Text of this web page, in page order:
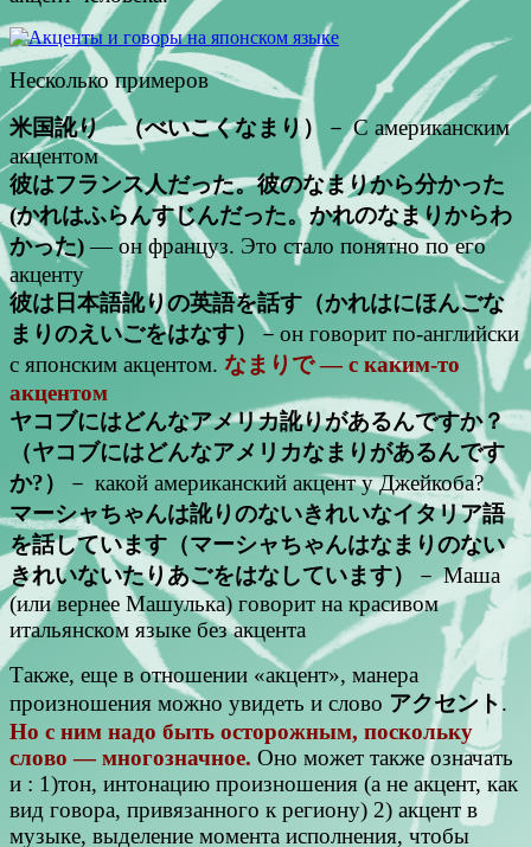
Несколько примеров
米国訛り （べいこくなまり） － C американским
акцентом
彼はフランス人だった。彼のなまりから分かった
(かれはふらんすじんだった。かれのなまりからわ
かった) — он француз. Это стало понятно по его
акценту
彼は日本語訛りの英語を話す（かれはにほんごな
まりのえいごをはなす）
－он говорит по-английски
с японским акцентом. なまりで — с каким-то
акцентом
ヤコブにはどんなアメリカ訛りがあるんですか？
（ヤコブにはどんなアメリカなまりがあるんです
か?）
－ какой американский акцент у Джейкоба?
マーシャちゃんは訛りのないきれいなイタリア語
を話しています（マーシャちゃんはなまりのない
きれいないたりあごをはなしています）
－ Маша
(или вернее Машулька) говорит на красивом
итальянском языке без акцента
Также, еще в отношении «акцент», манера
произношения можно увидеть и слово アクセント.
Но с ним надо быть осторожным, поскольку
слово — многозначное. Оно может также означать
и : 1)тон, интонацию произношения (а не акцент, как
вид говора, привязанного к региону) 2) акцент в
музыке, выделение момента исполнения, чтобы